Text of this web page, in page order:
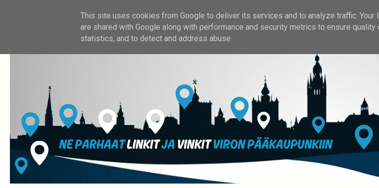
This site uses cookies from Google to deliver its services and to analyze traffic. Your
are shared with Google along with performance and security metrics to ensure
statistics, and to detect and address abuse.